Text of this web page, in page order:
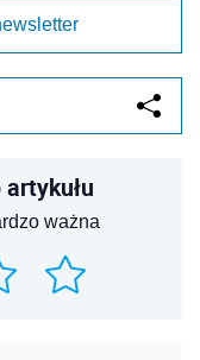
ważna